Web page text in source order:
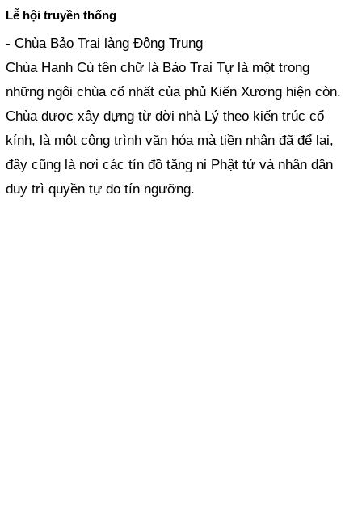
Lễ hội truyền thống
- Chùa Bảo Trai làng Động Trung
Chùa Hanh Cù tên chữ là Bảo Trai Tự là một trong
những ngôi chùa cổ nhất của phủ Kiến Xương hiện còn.
Chùa được xây dựng từ đời nhà Lý theo kiến trúc cổ
kính, là một công trình văn hóa mà tiền nhân đã để lại,
đây cũng là nơi các tín đồ tăng ni Phật tử và nhân dân
duy trì quyền tự do tín ngưỡng.